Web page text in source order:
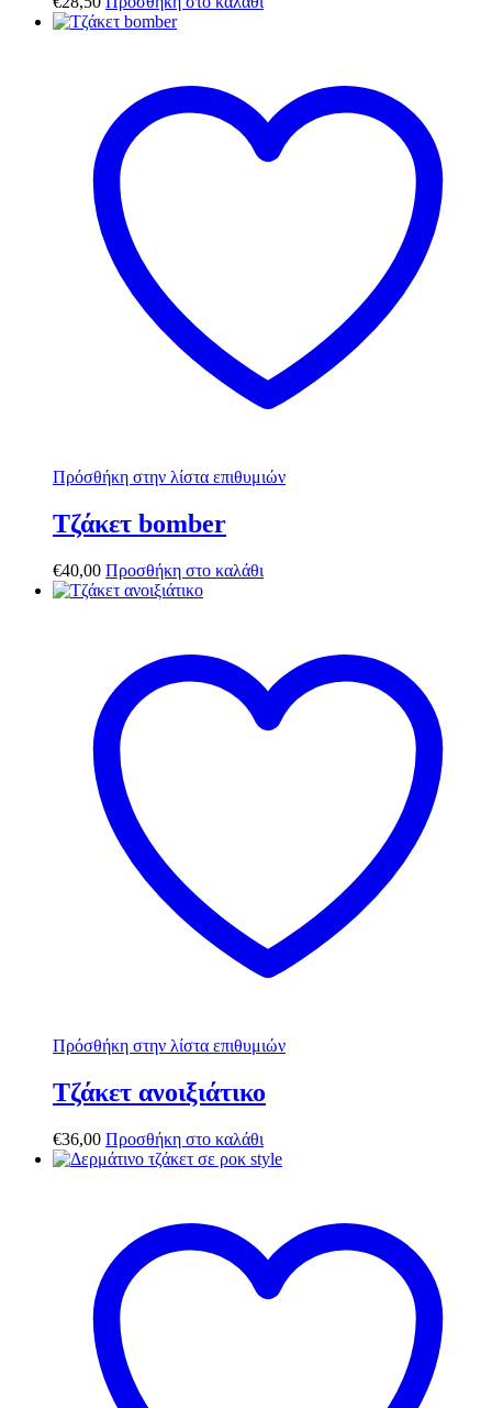
Πρόσθήκη στην λίστα επιθυμιών
Τζάκετ bomber
€40,00 Προσθήκη στο καλάθι
Πρόσθήκη στην λίστα επιθυμιών
Τζάκετ ανοιξιάτικο
€36,00 Προσθήκη στο καλάθι